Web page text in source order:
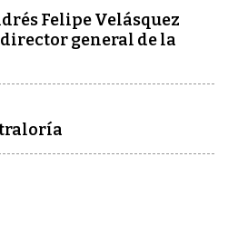
Felipe Velásquez
general de la